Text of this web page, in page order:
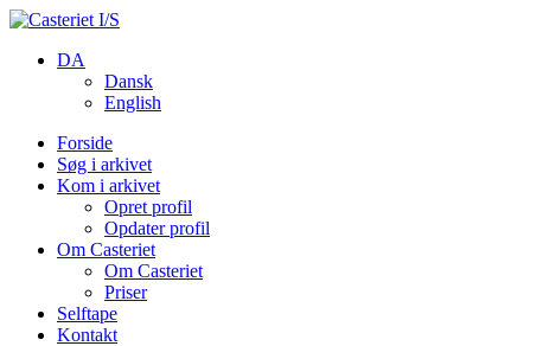
DA
Dansk
English
Forside
Søg i arkivet
Kom i arkivet
Opret profil
Opdater profil
Om Casteriet
Om Casteriet
Priser
Selftape
Kontakt